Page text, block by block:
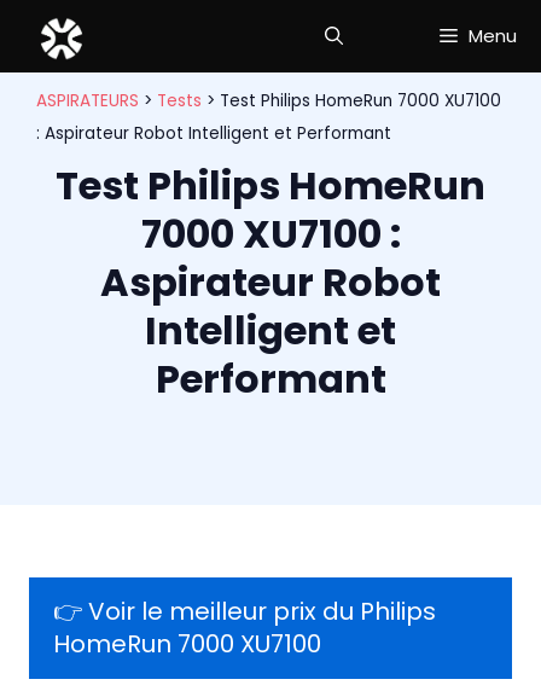
contenu
Menu
ASPIRATEURS > Tests > Test Philips HomeRun 7000 XU7100
: Aspirateur Robot Intelligent et Performant
Test Philips HomeRun
7000 XU7100 :
Aspirateur Robot
Intelligent et
Performant
👉 Voir le meilleur prix du Philips
HomeRun 7000 XU7100